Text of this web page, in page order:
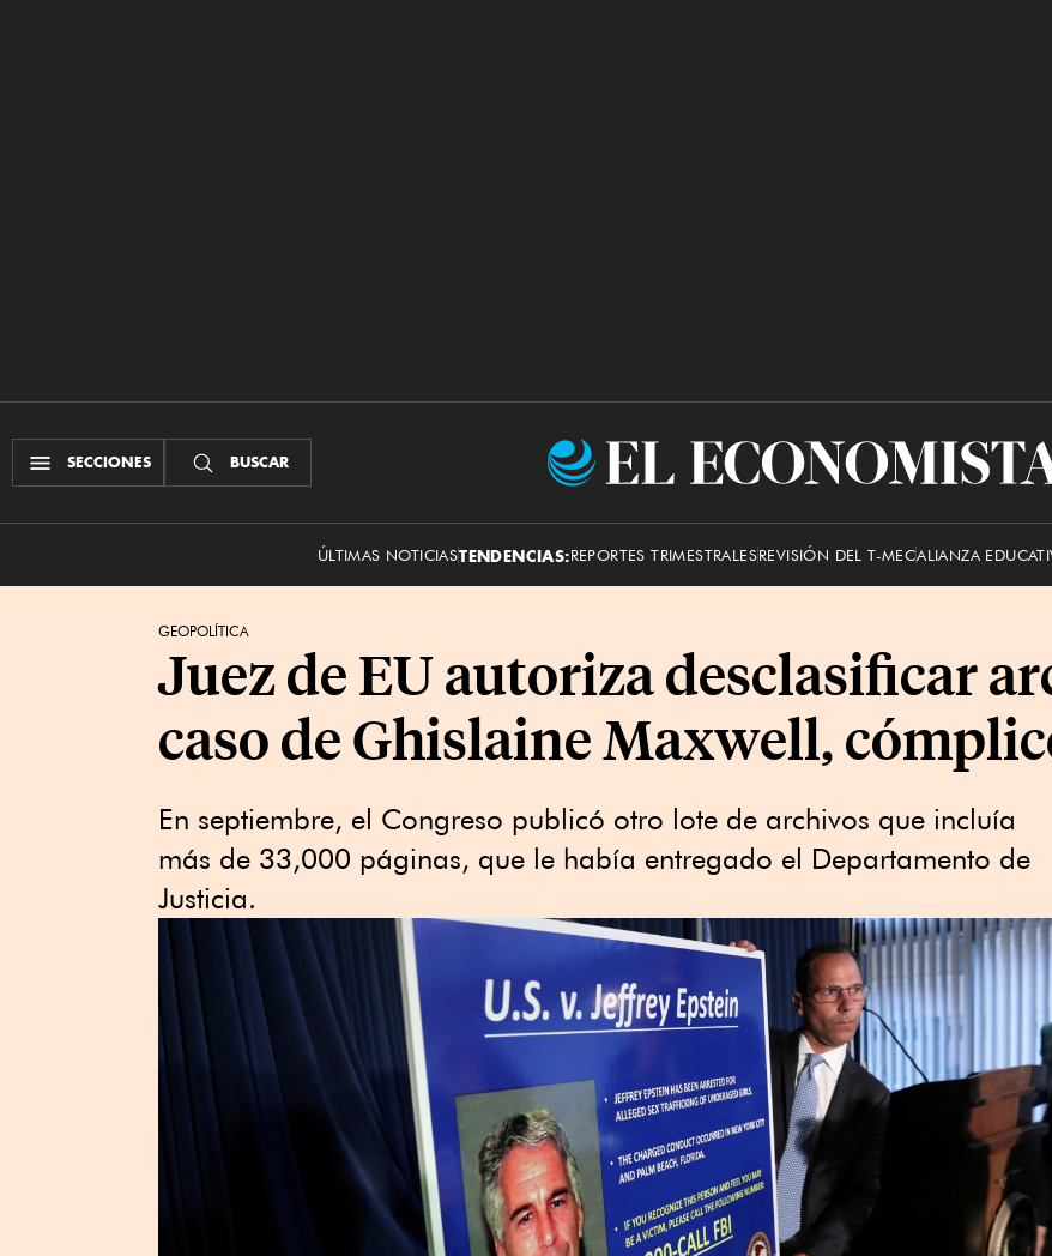
SECCIONES BUSCAR
El
ÚLTIMAS NOTICIASTENDENCIAS:REPORTES TRIMESTRALESREVISIÓN DEL T-MECALIANZA
GEOPOLÍTICA
Juez de EU autoriza desclasificar
caso de Ghislaine Maxwell,
En septiembre, el Congreso publicó otro lote de archivos que incluía
más de 33,000 páginas, que le había entregado el Departamento de
Justicia.